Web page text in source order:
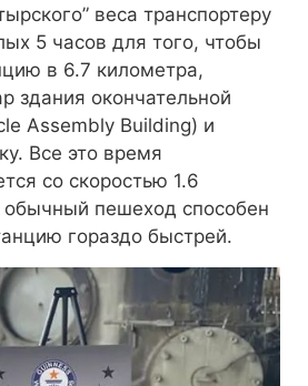
веса транспортеру
5 часов для того, чтобы
в 6.7 километра,
здания окончательной
Assembly Building) и
Все это время
со скоростью 1.6
обычный пешеход способен
гораздо быстрей.